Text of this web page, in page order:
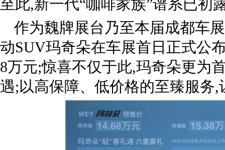
至此,新一代“咖啡家族”谱系已初
作为魏牌展台乃至本届成都车
动SUV玛奇朵在车展首日正式公
8万元;惊喜不仅于此,玛奇朵更为
遇;以高保障、低价格的至臻服务